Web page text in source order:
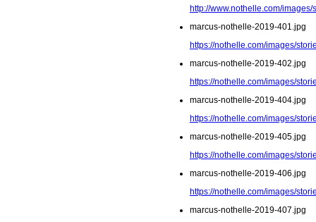
http://www.nothelle.com/
marcus-nothelle-2019-401.jpg
https://nothelle.com/images/
marcus-nothelle-2019-402.jpg
https://nothelle.com/images/
marcus-nothelle-2019-404.jpg
https://nothelle.com/images/
marcus-nothelle-2019-405.jpg
https://nothelle.com/images/
marcus-nothelle-2019-406.jpg
https://nothelle.com/images/
marcus-nothelle-2019-407.jpg